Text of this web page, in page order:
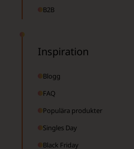
B2B
Inspiration
Blogg
FAQ
Populära produkter
Singles Day
Black Friday